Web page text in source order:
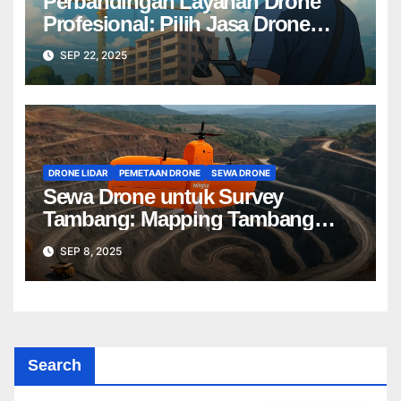
Profesional: Pilih Jasa Drone
Terbaik untuk Proyek Anda
SEP 22, 2025
DRONE LIDAR PEMETAAN DRONE SEWA DRONE
Sewa Drone untuk Survey
Tambang: Mapping Tambang
Profesional Lebih Cepat & Akurat
SEP 8, 2025
Search